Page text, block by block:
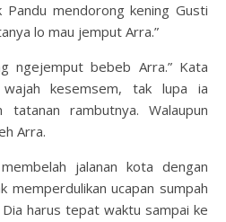
Pandu mendorong kening Gusti
lo mau jemput Arra.”
ngejemput bebeb Arra.” Kata
kesemsem, tak lupa ia
tatanan rambutnya. Walaupun
Arra.
jalanan kota dengan
memperdulikan ucapan sumpah
harus tepat waktu sampai ke